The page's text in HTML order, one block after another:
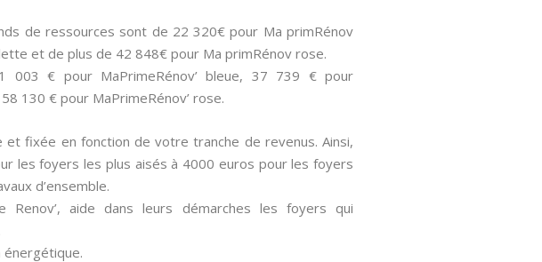
de ressources sont de 22 320€ pour Ma primRénov
et de plus de 42 848€ pour Ma primRénov rose.
€ pour MaPrimeRénov’ bleue, 37 739 € pour
130 € pour MaPrimeRénov’ rose.
et fixée en fonction de votre tranche de revenus. Ainsi,
les foyers les plus aisés à 4000 euros pour les foyers
d’ensemble.
Renov’, aide dans leurs démarches les foyers qui